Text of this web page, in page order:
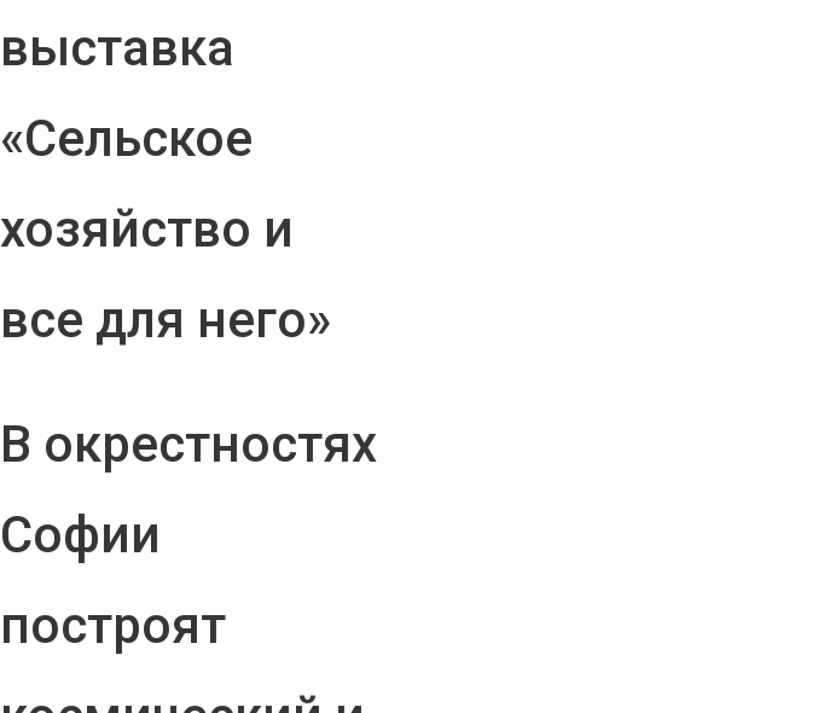
выставка
«Сельское
хозяйство и
все для него»
В окрестностях
Софии
построят